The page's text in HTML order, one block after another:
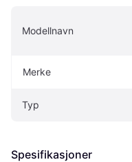
Modellnavn
Merke
Typ
Spesifikasjoner